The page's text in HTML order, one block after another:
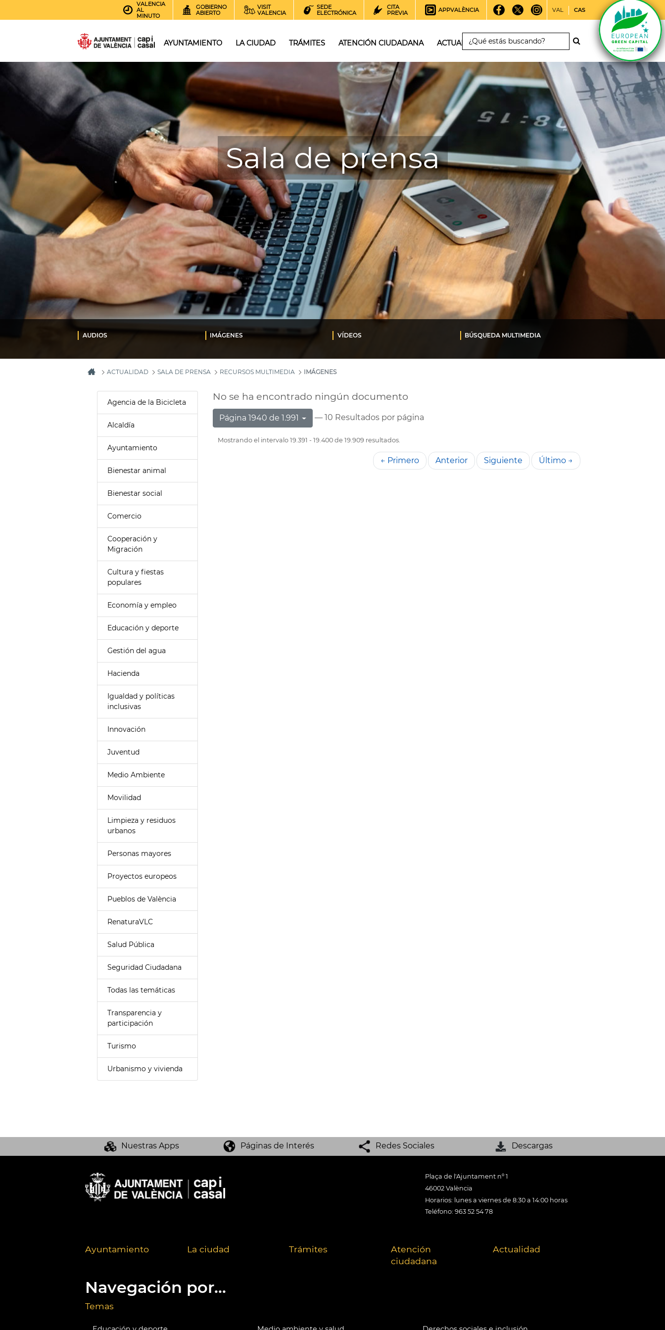
VALENCIA
AL
MINUTO
GOBIERNO
ABIERTO
VISIT
VALENCIA
SEDE
ELECTRÓNICA
CITA
PREVIA
APPVALÈNCIA VAL CAS
AYUNTAMIENTO LA CIUDAD TRÁMITES ATENCIÓN CIUDADANA ACTUALIDAD
Sala de prensa
AUDIOS IMÁGENES VÍDEOS BÚSQUEDA MULTIMEDIA
ACTUALIDAD SALA DE PRENSA RECURSOS MULTIMEDIA IMÁGENES
Agencia de la Bicicleta
Alcaldía
Ayuntamiento
Bienestar animal
Bienestar social
Comercio
Cooperación y
Migración
Cultura y fiestas
populares
Economía y empleo
Educación y deporte
Gestión del agua
Hacienda
Igualdad y políticas
inclusivas
Innovación
Juventud
Medio Ambiente
Movilidad
Limpieza y residuos
urbanos
Personas mayores
Proyectos europeos
Pueblos de València
RenaturaVLC
Salud Pública
Seguridad Ciudadana
Todas las temáticas
Transparencia y
participación
Turismo
Urbanismo y vivienda
No se ha encontrado ningún documento
Página 1940 de 1.991 — 10 Resultados por página
Mostrando el intervalo 19.391 - 19.400 de 19.909 resultados.
← Primero Anterior Siguiente Último →
Nuestras Apps Páginas de Interés Redes Sociales Descargas
Plaça de l'Ajuntament nº 1
46002 València
Horarios: lunes a viernes de 8:30 a 14:00 horas
Teléfono: 963 52 54 78
Ayuntamiento La ciudad Trámites
Atención
ciudadana
Actualidad
Navegación por...
Temas